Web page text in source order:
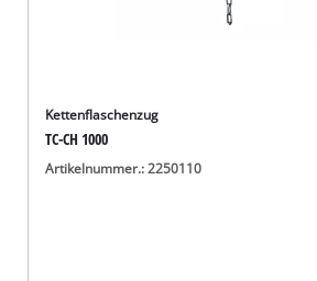
Kettenflaschenzug
TC-CH 1000
Artikelnummer.: 2250110